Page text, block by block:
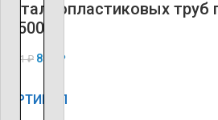
металлопластиковых труб
1650070
2 131₽ 852 ₽
АРТИКУЛ